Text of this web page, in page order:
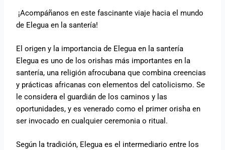
¡Acompáñanos en este fascinante viaje hacia el mundo
de Elegua en la santería!
El origen y la importancia de Elegua en la santería
Elegua es uno de los orishas más importantes en la
santería, una religión afrocubana que combina creencias
y prácticas africanas con elementos del catolicismo. Se
le considera el guardián de los caminos y las
oportunidades, y es venerado como el primer orisha en
ser invocado en cualquier ceremonia o ritual.
Según la tradición, Elegua es el intermediario entre los